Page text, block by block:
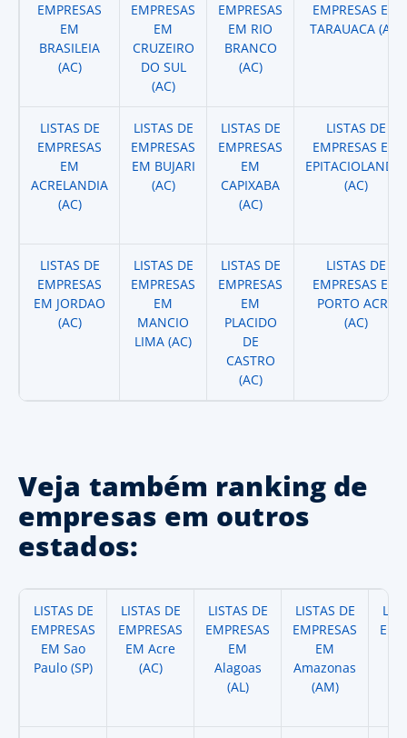
EMPRESAS
EM
BRASILEIA
(AC)
EMPRESAS
EM
CRUZEIRO
DO SUL
(AC)
EMPRESAS
EM RIO
BRANCO
(AC)
EMPRESAS EM
TARAUACA (AC)
LISTAS DE
EMPRESAS
EM
ACRELANDIA
(AC)
LISTAS DE
EMPRESAS
EM BUJARI
(AC)
LISTAS DE
EMPRESAS
EM
CAPIXABA
(AC)
LISTAS DE
EMPRESAS EM
EPITACIOLANDIA
(AC)
LISTAS DE
EMPRESAS
EM JORDAO
(AC)
LISTAS DE
EMPRESAS
EM
MANCIO
LIMA (AC)
LISTAS DE
EMPRESAS
EM
PLACIDO
DE
CASTRO
(AC)
LISTAS DE
EMPRESAS EM
PORTO ACRE
(AC)
Veja também ranking de
empresas em outros
estados:
LISTAS DE
EMPRESAS
EM Sao
Paulo (SP)
LISTAS DE
EMPRESAS
EM Acre
(AC)
LISTAS DE
EMPRESAS
EM
Alagoas
(AL)
LISTAS DE
EMPRESAS
EM
Amazonas
(AM)